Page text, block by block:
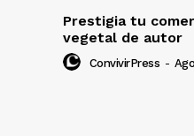
Prestigia tu
vegetal de autor
ConvivirPress -